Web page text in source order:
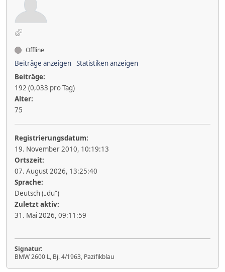
Offline
Beiträge anzeigen Statistiken anzeigen
Beiträge:
192 (0,033 pro Tag)
Alter:
75
Registrierungsdatum:
19. November 2010, 10:19:13
Ortszeit:
07. August 2026, 13:25:40
Sprache:
Deutsch („du“)
Zuletzt aktiv:
31. Mai 2026, 09:11:59
Signatur:
BMW 2600 L, Bj. 4/1963, Pazifikblau